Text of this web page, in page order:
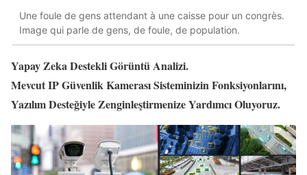
Une foule de gens attendant à une caisse pour un congrès.
Image qui parle de gens, de foule, de population.
Yapay Zeka Destekli Görüntü Analizi.
Mevcut IP Güvenlik Kamerası Sisteminizin Fonksiyonlarını,
Yazılım Desteğiyle Zenginleştirmenize Yardımcı Oluyoruz.